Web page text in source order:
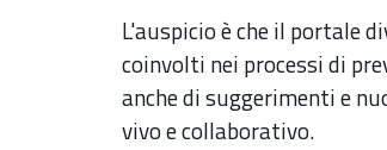
L'auspicio è che il portale
coinvolti nei processi di
anche di suggerimenti e
vivo e collaborativo.